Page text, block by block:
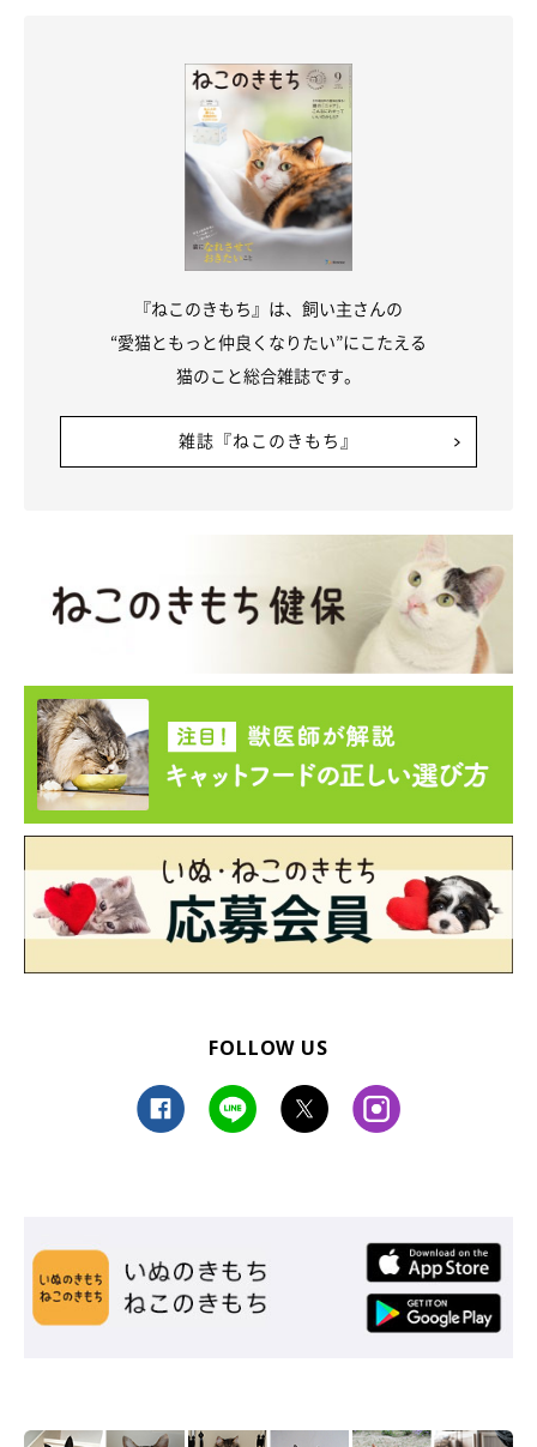
『ねこのきもち』は、飼い主さんの
“愛猫ともっと仲良くなりたい”にこたえる
猫のこと総合雑誌です。
雑誌『ねこのきもち』
FOLLOW US